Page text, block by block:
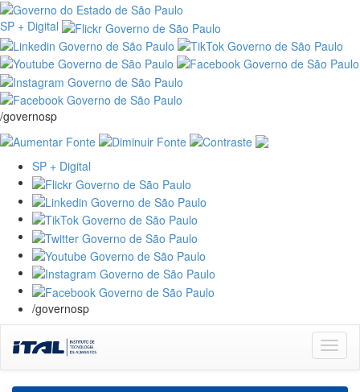
SP + Digital
/governosp
SP + Digital
/governosp
navigation